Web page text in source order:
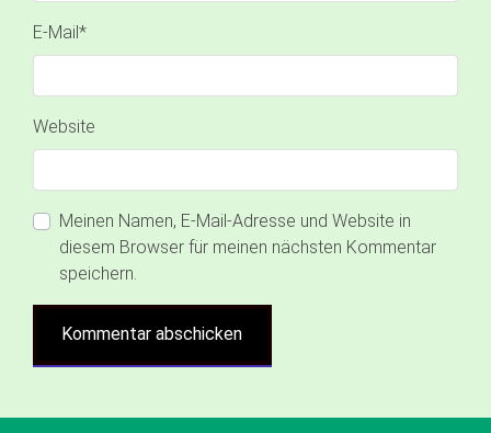
E-Mail *
Website
Meinen Namen, E-Mail-Adresse und Website in
diesem Browser für meinen nächsten Kommentar
speichern.